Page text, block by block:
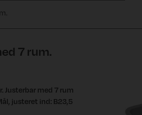
7 rum.
Justerbar med 7 rum
justeret ind: B23,5